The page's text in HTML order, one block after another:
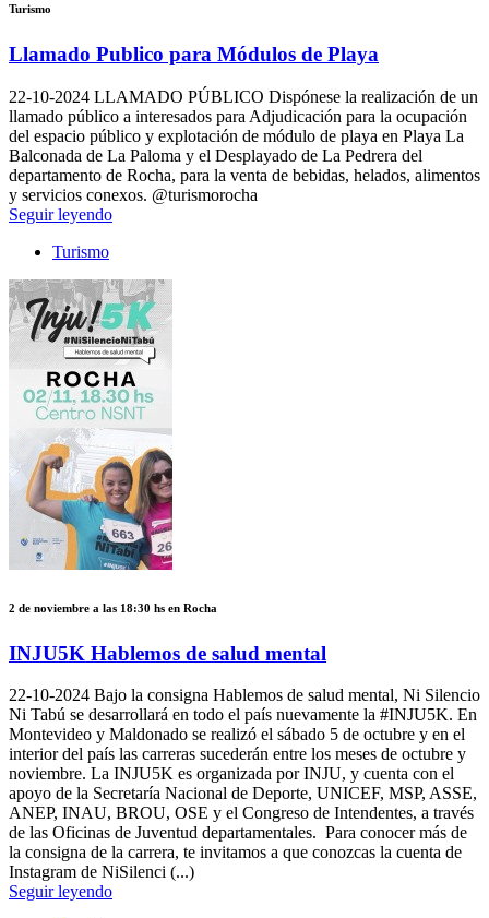
Turismo
Llamado Publico para Módulos de Playa
22-10-2024 LLAMADO PÚBLICO Dispónese la realización de un
llamado público a interesados para Adjudicación para la ocupación
del espacio público y explotación de módulo de playa en Playa La
Balconada de La Paloma y el Desplayado de La Pedrera del
departamento de Rocha, para la venta de bebidas, helados, alimentos
y servicios conexos. @turismorocha
Seguir leyendo
Turismo
2 de noviembre a las 18:30 hs en Rocha
INJU5K Hablemos de salud mental
22-10-2024 Bajo la consigna Hablemos de salud mental, Ni Silencio
Ni Tabú se desarrollará en todo el país nuevamente la #INJU5K. En
Montevideo y Maldonado se realizó el sábado 5 de octubre y en el
interior del país las carreras sucederán entre los meses de octubre y
noviembre. La INJU5K es organizada por INJU, y cuenta con el
apoyo de la Secretaría Nacional de Deporte, UNICEF, MSP, ASSE,
ANEP, INAU, BROU, OSE y el Congreso de Intendentes, a través
de las Oficinas de Juventud departamentales. Para conocer más de
la consigna de la carrera, te invitamos a que conozcas la cuenta de
Instagram de NiSilenci (...)
Seguir leyendo